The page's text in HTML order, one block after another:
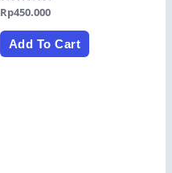
Rated
out
Rp450.000
Add To Cart